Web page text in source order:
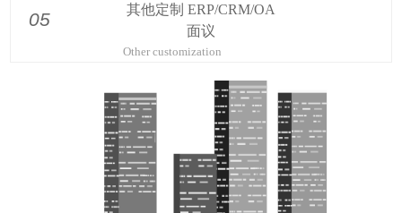
05
其他定制 ERP/CRM/OA
面议
Other customization